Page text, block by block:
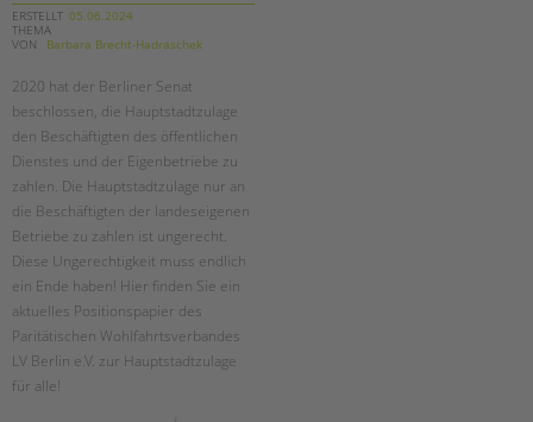
ERSTELLT 05.06.2024
THEMA
VON
Barbara Brecht-Hadraschek
2020 hat der Berliner Senat
beschlossen, die Hauptstadtzulage
den Beschäftigten des öffentlichen
Dienstes und der Eigenbetriebe zu
zahlen. Die Hauptstadtzulage nur an
die Beschäftigten der landeseigenen
Betriebe zu zahlen ist ungerecht.
Diese Ungerechtigkeit muss endlich
ein Ende haben! Hier finden Sie ein
aktuelles Positionspapier des
Paritätischen Wohlfahrtsverbandes
LV Berlin e.V. zur Hauptstadtzulage
für alle!